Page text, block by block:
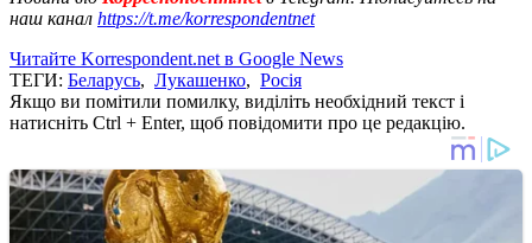
наш канал https://t.me/korrespondentnet
Читайте Korrespondent.net в Google News
ТЕГИ: Беларусь, Лукашенко, Росія
Якщо ви помітили помилку, виділіть необхідний текст і
натисніть Ctrl + Enter, щоб повідомити про це редакцію.